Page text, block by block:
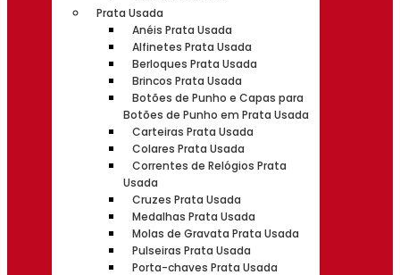
Prata Usada
Anéis Prata Usada
Alfinetes Prata Usada
Berloques Prata Usada
Brincos Prata Usada
Botões de Punho e Capas para
Botões de Punho em Prata Usada
Carteiras Prata Usada
Colares Prata Usada
Correntes de Relógios Prata
Usada
Cruzes Prata Usada
Medalhas Prata Usada
Molas de Gravata Prata Usada
Pulseiras Prata Usada
Porta-chaves Prata Usada